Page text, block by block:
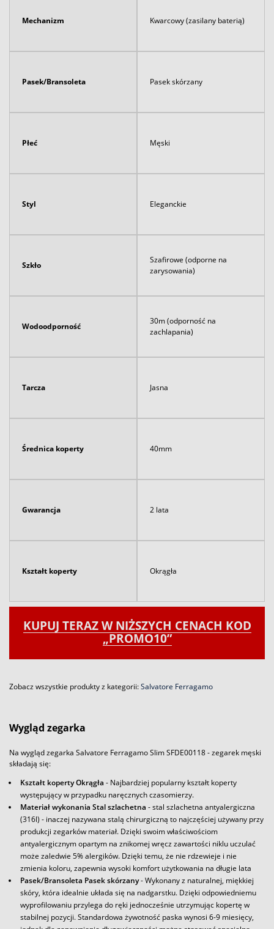
Mechanizm Kwarcowy (zasilany baterią)
Pasek/Bransoleta Pasek skórzany
Płeć Męski
Styl Eleganckie
Szkło
Szafirowe (odporne na
zarysowania)
Wodoodporność
30m (odporność na
zachlapania)
Tarcza Jasna
Średnica koperty 40mm
Gwarancja 2 lata
Kształt koperty Okrągła
KUPUJ TERAZ W NIŻSZYCH CENACH KOD
„PROMO10”
Zobacz wszystkie produkty z kategorii:Salvatore Ferragamo
Wygląd zegarka
Na wygląd zegarka Salvatore Ferragamo Slim SFDE00118 - zegarek męski
składają się:
Kształt koperty Okrągła - Najbardziej popularny kształt koperty
występujący w przypadku naręcznych czasomierzy.
Materiał wykonania Stal szlachetna - stal szlachetna antyalergiczna
(316l) - inaczej nazywana stalą chirurgiczną to najczęściej używany przy
produkcji zegarków materiał. Dzięki swoim właściwościom
antyalergicznym opartym na znikomej wręcz zawartości niklu uczulać
może zaledwie 5% alergików. Dzięki temu, że nie rdzewieje i nie
zmienia koloru, zapewnia wysoki komfort użytkowania na długie lata
Pasek/Bransoleta Pasek skórzany- Wykonany z naturalnej, miękkiej
skóry, która idealnie układa się na nadgarstku. Dzięki odpowiedniemu
wyprofilowaniu przylega do ręki jednocześnie utrzymując kopertę w
stabilnej pozycji. Standardowa żywotność paska wynosi 6-9 miesięcy,